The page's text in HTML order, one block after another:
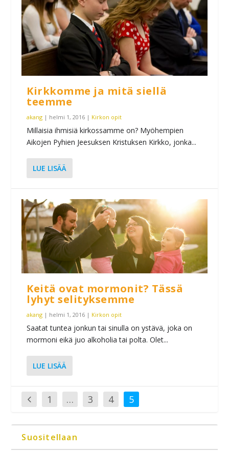
Kirkkomme ja mitä siellä
teemme
akang | helmi 1, 2016 | Kirkon opit
Millaisia ihmisiä kirkossamme on? Myöhempien
Aikojen Pyhien Jeesuksen Kristuksen Kirkko, jonka...
Keitä ovat mormonit? Tässä
lyhyt selityksemme
akang | helmi 1, 2016 | Kirkon opit
Saatat tuntea jonkun tai sinulla on ystävä, joka on
mormoni eikä juo alkoholia tai polta. Olet...
1 … 3 4 5
Suositellaan